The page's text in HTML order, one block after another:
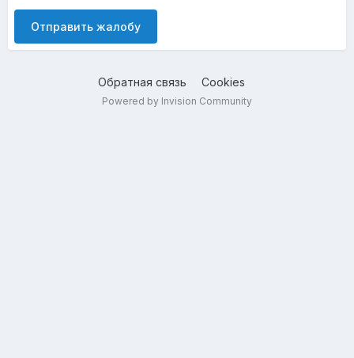
Отправить жалобу
Обратная связь Cookies
Powered by Invision Community